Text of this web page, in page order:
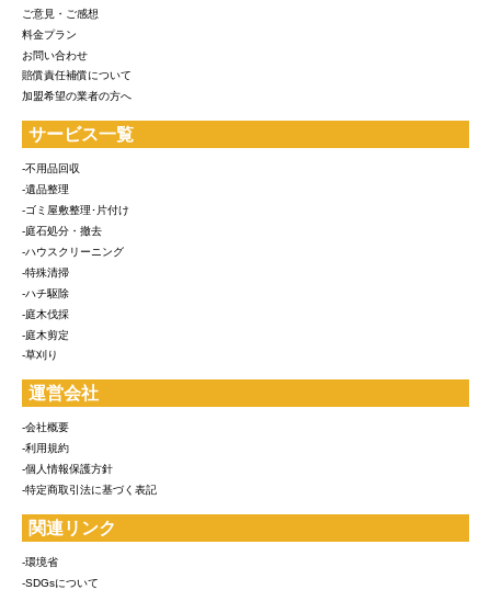
ご意見・ご感想
料金プラン
お問い合わせ
賠償責任補償について
加盟希望の業者の方へ
サービス一覧
-不用品回収
-遺品整理
-ゴミ屋敷整理･片付け
-庭石処分・撤去
-ハウスクリーニング
-特殊清掃
-ハチ駆除
-庭木伐採
-庭木剪定
-草刈り
運営会社
-会社概要
-利用規約
-個人情報保護方針
-特定商取引法に基づく表記
関連リンク
-環境省
-SDGsについて